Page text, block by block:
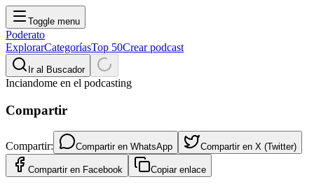
Toggle menu
Poderato
ExplorarCategoríasTop 50Crear podcast
Ir al Buscador
Inciandome en el podcasting
Compartir
Compartir: Compartir en WhatsApp Compartir en X (Twitter)
Compartir en Facebook Copiar enlace